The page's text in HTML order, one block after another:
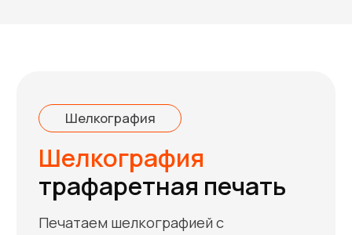
печать, яркие и насыщенные
цвета, а так же безупречный
сервис.
От 50 штук
Срок от 1-го дня
До 6-и цветов